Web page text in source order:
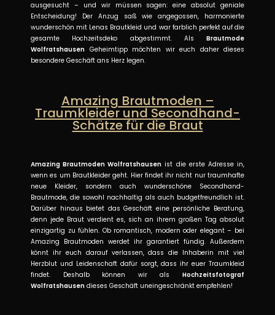
ausgesucht – und wir müssen sagen: eine absolut geniale
Entscheidung! Der Anzug saß wie angegossen, harmonierte
wunderschön mit Lenas Brautkleid und war farblich perfekt auf die
gesamte Hochzeitsdeko abgestimmt. Als Brautmode
Wolfratshausen Geheimtipp möchten wir euch daher dieses
besondere Geschäft ans Herz legen.
Amazing Brautmoden –
Traumkleider und Secondhand-
Schätze für die Braut
Amazing Brautmoden Wolfratshausen ist die erste Adresse in,
wenn es um Brautkleider geht. Hier findet ihr nicht nur traumhafte
neue Kleider, sondern auch wunderschöne Secondhand-
Brautmode, die sowohl nachhaltig als auch budgetfreundlich ist.
Darüber hinaus bietet das Geschäft eine persönliche Beratung,
denn jede Braut verdient es, sich an ihrem großen Tag absolut
einzigartig zu fühlen. Ob romantisch, modern oder elegant – bei
Amazing Brautmoden werdet ihr garantiert fündig. Außerdem
könnt ihr euch darauf verlassen, dass die Inhaberin mit viel
Herzblut und Leidenschaft dafür sorgt, dass ihr euer Traumkleid
findet. Deshalb können wir als Hochzeitsfotograf
Wolfratshausen dieses Geschäft uneingeschränkt empfehlen!